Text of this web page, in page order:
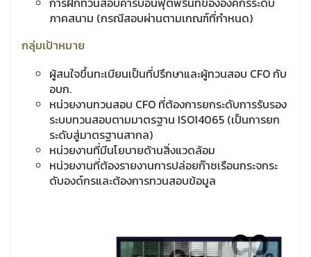
ภาคสนาม (กรณีสอบผ่านตามเกณฑ์ที่กำหนด)
กลุ่มเป้าหมาย
ผู้สนใจขึ้นทะเบียนเป็นที่ปรึกษาและผู้ทวนสอบ CFO กับ
อบก.
หน่วยงานทวนสอบ CFO ที่ต้องการยกระดับการรับรอง
ระบบทวนสอบตามมาตรฐาน ISO14065 (เป็นการยก
ระดับสู่มาตรฐานสากล)
หน่วยงานที่มีนโยบายด้านสิ่งแวดล้อม
หน่วยงานที่ต้องรายงานการปล่อยก๊าซเรือนกระจกระ
ดับองด์กรและต้องการทวนสอบข้อมูล